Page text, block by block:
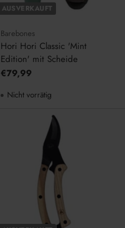
AUSVERKAUFT
Barebones
Hori Hori Classic 'Mint
Edition' mit Scheide
€79,99
Nicht vorrätig